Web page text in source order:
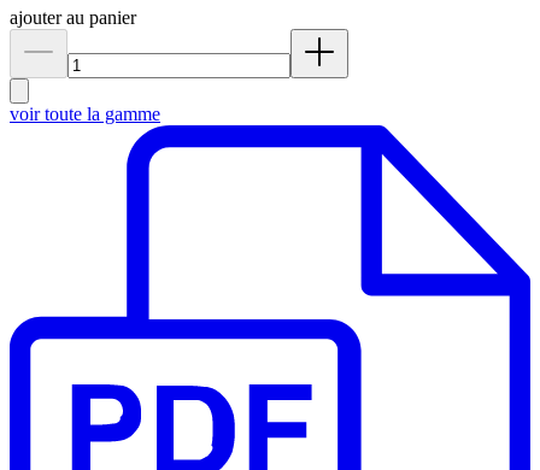
ajouter au panier
voir toute la gamme